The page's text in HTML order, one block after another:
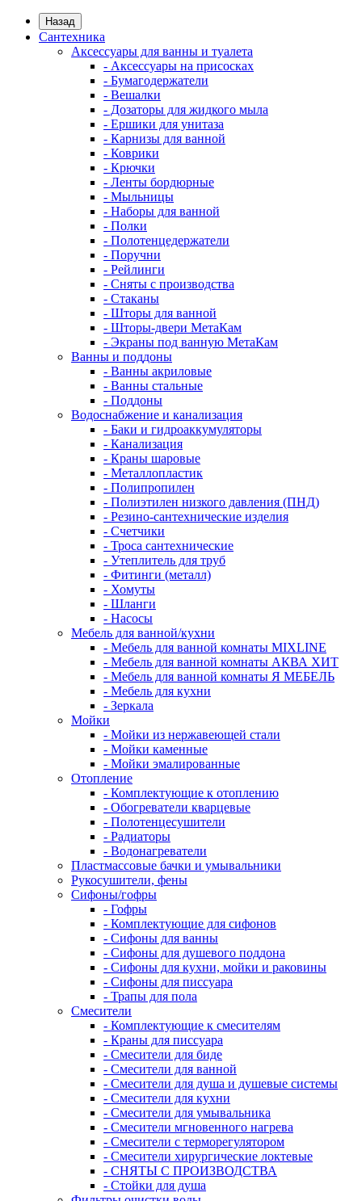
Назад
Сантехника
Аксессуары для ванны и туалета
- Аксессуары на присосках
- Бумагодержатели
- Вешалки
- Дозаторы для жидкого мыла
- Ершики для унитаза
- Карнизы для ванной
- Коврики
- Крючки
- Ленты бордюрные
- Мыльницы
- Наборы для ванной
- Полки
- Полотенцедержатели
- Поручни
- Рейлинги
- Сняты с производства
- Стаканы
- Шторы для ванной
- Шторы-двери МетаКам
- Экраны под ванную МетаКам
Ванны и поддоны
- Ванны акриловые
- Ванны стальные
- Поддоны
Водоснабжение и канализация
- Баки и гидроаккумуляторы
- Канализация
- Краны шаровые
- Металлопластик
- Полипропилен
- Полиэтилен низкого давления (ПНД)
- Резино-сантехнические изделия
- Счетчики
- Троса сантехнические
- Утеплитель для труб
- Фитинги (металл)
- Хомуты
- Шланги
- Насосы
Мебель для ванной/кухни
- Мебель для ванной комнаты MIXLINE
- Мебель для ванной комнаты АКВА ХИТ
- Мебель для ванной комнаты Я МЕБЕЛЬ
- Мебель для кухни
- Зеркала
Мойки
- Мойки из нержавеющей стали
- Мойки каменные
- Мойки эмалированные
Отопление
- Комплектующие к отоплению
- Обогреватели кварцевые
- Полотенцесушители
- Радиаторы
- Водонагреватели
Пластмассовые бачки и умывальники
Рукосушители, фены
Сифоны/гофры
- Гофры
- Комплектующие для сифонов
- Сифоны для ванны
- Сифоны для душевого поддона
- Сифоны для кухни, мойки и раковины
- Сифоны для писсуара
- Трапы для пола
Смесители
- Комплектующие к смесителям
- Краны для писсуара
- Смесители для биде
- Смесители для ванной
- Смесители для душа и душевые системы
- Смесители для кухни
- Смесители для умывальника
- Смесители мгновенного нагрева
- Смесители с терморегулятором
- Смесители хирургические локтевые
- СНЯТЫ С ПРОИЗВОДСТВА
- Стойки для душа